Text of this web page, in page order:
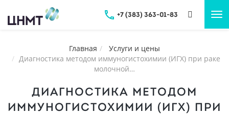
+7 (383) 363-01-83
Главная
Услуги и цены
Диагностика методом иммуногистохимии (ИГХ) при раке
молочной…
ДИАГНОСТИКА МЕТОДОМ
ИММУНОГИСТОХИМИИ (ИГХ) ПРИ